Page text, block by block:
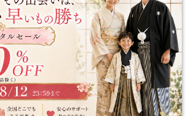
©2024 e-kimono-rental